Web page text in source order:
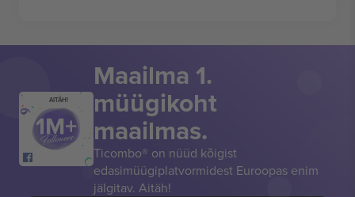
AITÄH!
Maailma 1.
müügikoht
maailmas.
Ticombo® on nüüd kõigist
edasimüügiplatvormidest Euroopas enim
jälgitav. Aitäh!